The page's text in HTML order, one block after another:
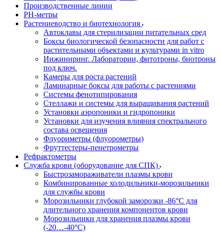
Производственные линии
РH-метры
Растениеводство и биотехнология
Автоклавы для стерилизации питательных сред
Боксы биологической безопасности для работ с
растительными объектами и культурами in vitro
Инжиниринг. Лаборатории, фитотроны, биотроны
под ключ.
Камеры для роста растений
Ламинарные боксы для работы с растениями
Системы фенотипирования
Стеллажи и системы для выращивания растений
Установки аэропоники и гидропоники
Установки для изучения влияния спектрального
состава освещения
Флуориметры (флуорометры)
Фруттестеры-пенетрометры
Рефрактометры
Служба крови (оборудование для СПК)
Быстрозамораживатели плазмы крови
Комбинированные холодильники-морозильники
для службы крови
Морозильники глубокой заморозки -86°С для
длительного хранения компонентов крови
Морозильники для хранения плазмы крови
(-20…-40°С)